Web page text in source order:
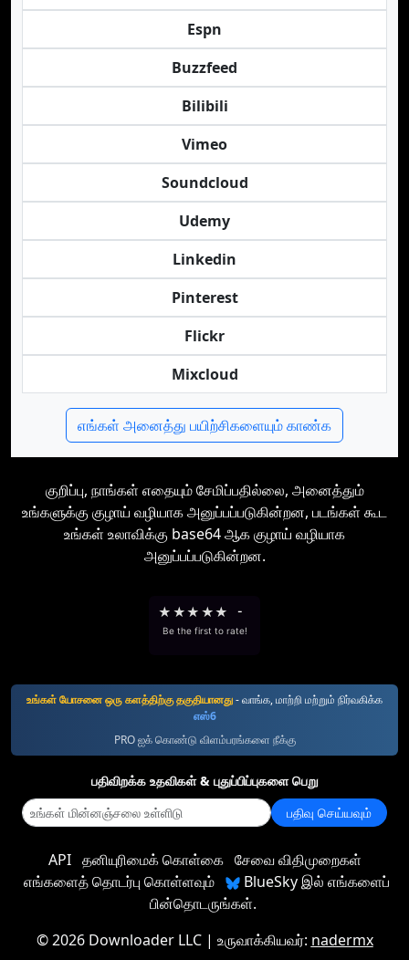
Espn
Buzzfeed
Bilibili
Vimeo
Soundcloud
Udemy
Linkedin
Pinterest
Flickr
Mixcloud
எங்கள் அனைத்து பயிற்சிகளையும் காண்க
குறிப்பு, நாங்கள் எதையும் சேமிப்பதில்லை, அனைத்தும்
உங்களுக்கு குழாய் வழியாக அனுப்பப்படுகின்றன, படங்கள் கூட
உங்கள் உலாவிக்கு base64 ஆக குழாய் வழியாக
அனுப்பப்படுகின்றன.
★ ★★ ★★ -
Be the first to rate!
உங்கள் யோசனை ஒரு களத்திற்கு தகுதியானது- வாங்க, மாற்றி மற்றும் நிர்வகிக்க
எஸ்6
PRO ஐக் கொண்டு விளம்பரங்களை நீக்கு
பதிவிறக்க உதவிகள் & புதுப்பிப்புகளை பெறு
பதிவு செய்யவும்
API தனியுரிமைக் கொள்கை சேவை விதிமுறைகள்
எங்களைத் தொடர்பு கொள்ளவும்
BlueSky இல் எங்களைப்
பின்தொடருங்கள்.
©2026 Downloader LLC| உருவாக்கியவர்: nadermx